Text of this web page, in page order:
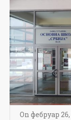
On фебруар 26,